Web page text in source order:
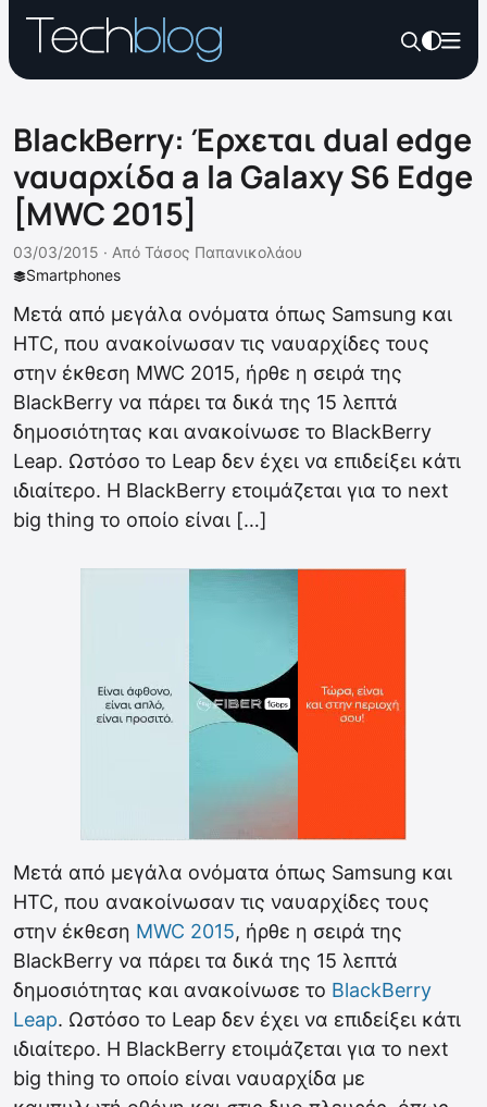
BlackBerry: Έρχεται dual edge
ναυαρχίδα a la Galaxy S6 Edge
[MWC 2015]
Smartphones
03/03/2015 · Από Τάσος Παπανικολάου
Μετά από μεγάλα ονόματα όπως Samsung και
HTC, που ανακοίνωσαν τις ναυαρχίδες τους
στην έκθεση MWC 2015, ήρθε η σειρά της
BlackBerry να πάρει τα δικά της 15 λεπτά
δημοσιότητας και ανακοίνωσε το BlackBerry
Leap. Ωστόσο το Leap δεν έχει να επιδείξει κάτι
ιδιαίτερο. Η BlackBerry ετοιμάζεται για το next
big thing το οποίο είναι […]
Μετά από μεγάλα ονόματα όπως Samsung και
HTC, που ανακοίνωσαν τις ναυαρχίδες τους
στην έκθεση MWC 2015, ήρθε η σειρά της
BlackBerry να πάρει τα δικά της 15 λεπτά
δημοσιότητας και ανακοίνωσε το BlackBerry
Leap. Ωστόσο το Leap δεν έχει να επιδείξει κάτι
ιδιαίτερο. Η BlackBerry ετοιμάζεται για το next
big thing το οποίο είναι ναυαρχίδα με